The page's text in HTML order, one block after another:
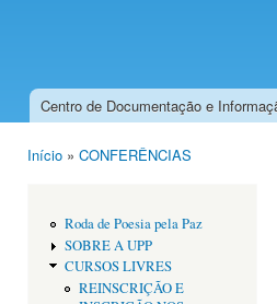
Menu principal
Centro de Documentação e
Início » CONFERÊNCIAS
Roda de Poesia pela Paz
SOBRE A UPP
CURSOS LIVRES
REINSCRIÇÃO E